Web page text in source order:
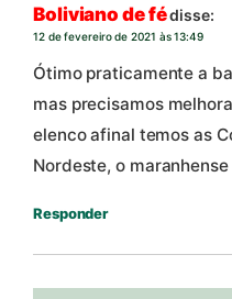
Boliviano de fédisse:
12 de fevereiro de 2021 às 13:49
Ótimo praticamente a
mas precisamos
elenco afinal temos as
Nordeste, o
Responder